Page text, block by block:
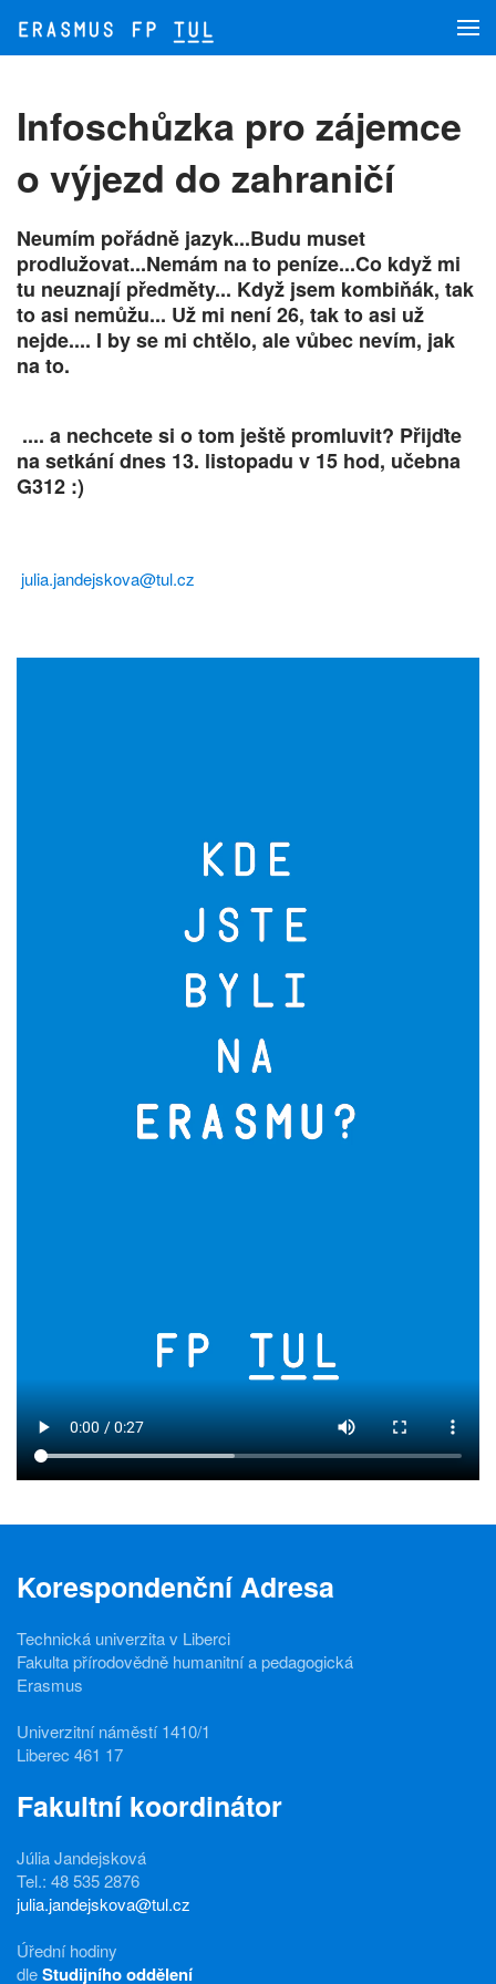
Přejít na hlavní obsah
Infoschůzka pro zájemce
o výjezd do zahraničí
Neumím pořádně jazyk...Budu muset
prodlužovat...Nemám na to peníze...Co když mi
tu neuznají předměty... Když jsem kombiňák, tak
to asi nemůžu... Už mi není 26, tak to asi už
nejde.... I by se mi chtělo, ale vůbec nevím, jak
na to.
.... a nechcete si o tom ještě promluvit? Přijďte
na setkání dnes 13. listopadu v 15 hod, učebna
G312 :)
julia.jandejskova@tul.cz
Korespondenční Adresa
Technická univerzita v Liberci
Fakulta přírodovědně humanitní a pedagogická
Erasmus
Univerzitní náměstí 1410/1
Liberec 461 17
Fakultní koordinátor
Júlia Jandejsková
Tel.: 48 535 2876
julia.jandejskova@tul.cz
Úřední hodiny
dleStudijního oddělení